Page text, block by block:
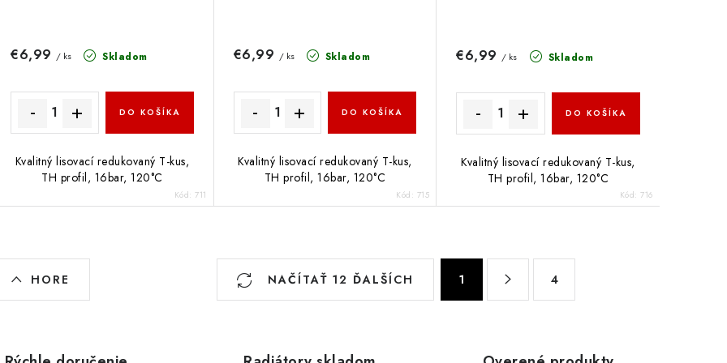
Skladom
€6,99 / ks
DO KOŠÍKA
Kvalitný lisovací redukovaný T-kus,
TH profil, 16bar, 120°C
Kód:711
Skladom
€6,99 / ks
DO KOŠÍKA
Kvalitný lisovací redukovaný T-kus,
TH profil, 16bar, 120°C
Kód: 715
Skladom
€6,99 / ks
DO KOŠÍKA
Kvalitný lisovací redukovaný T-kus,
TH profil, 16bar, 120°C
Kód:716
NAČÍTAŤ 12 ĎALŠÍCH
S
1 4
HORE